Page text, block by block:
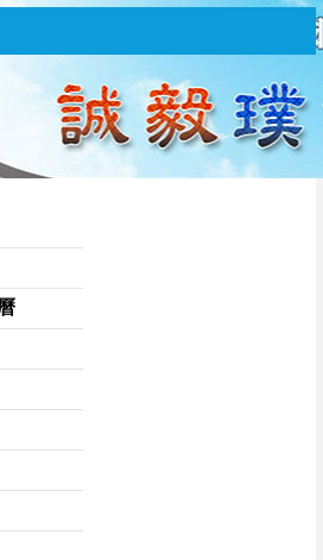
績優免修鑑定